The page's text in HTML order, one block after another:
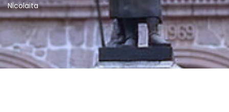
Nicolaita